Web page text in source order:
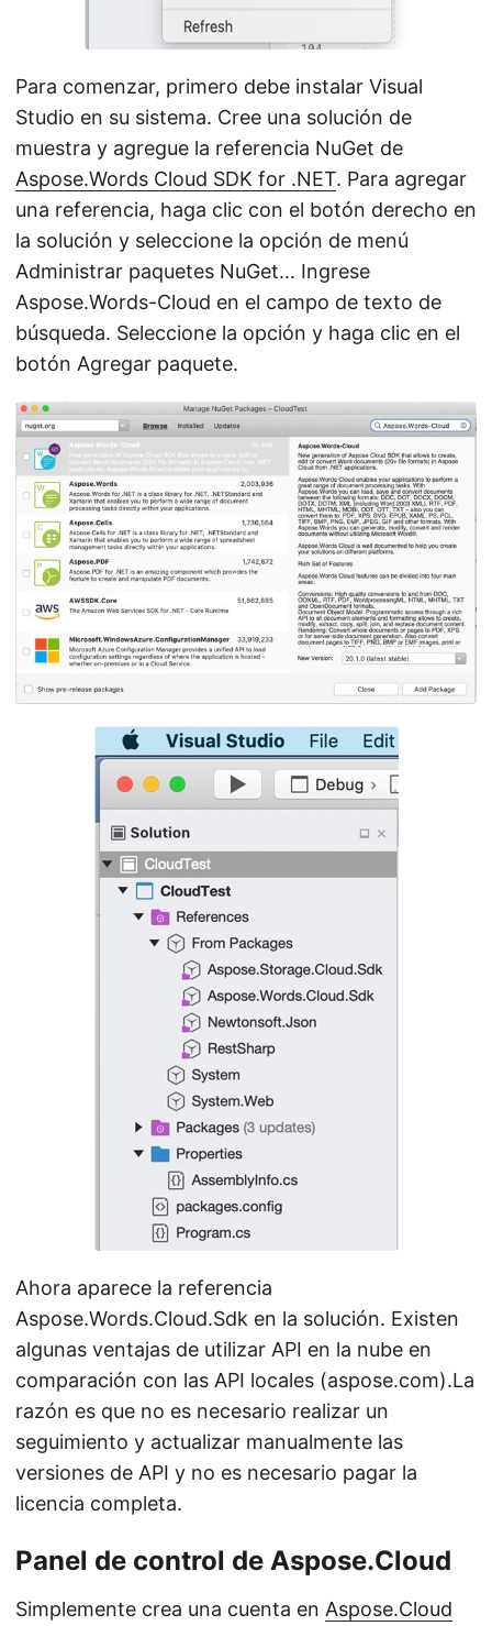
Para comenzar, primero debe instalar Visual
Studio en su sistema. Cree una solución de
muestra y agregue la referencia NuGet de
Aspose.Words Cloud SDK for .NET. Para agregar
una referencia, haga clic con el botón derecho en
la solución y seleccione la opción de menú
Administrar paquetes NuGet… Ingrese
Aspose.Words-Cloud en el campo de texto de
búsqueda. Seleccione la opción y haga clic en el
botón Agregar paquete.
Ahora aparece la referencia
Aspose.Words.Cloud.Sdk en la solución. Existen
algunas ventajas de utilizar API en la nube en
comparación con las API locales (aspose.com).La
razón es que no es necesario realizar un
seguimiento y actualizar manualmente las
versiones de API y no es necesario pagar la
licencia completa.
Panel de control de Aspose.Cloud
Simplemente crea una cuenta en Aspose.Cloud